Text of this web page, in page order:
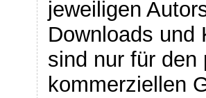
jeweiligen
Downloads und
sind nur für den
kommerziellen